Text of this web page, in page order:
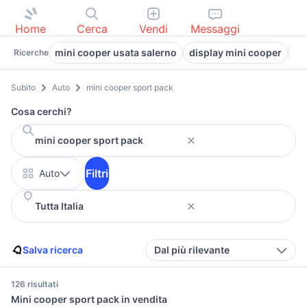
Home Cerca Vendi Messaggi
Ricerche mini cooper usata salerno display mini cooper
Subito Auto mini cooper sport pack
Cosa cerchi?
Auto Filtri
Salva ricerca Dal più rilevante
126 risultati
Mini cooper sport pack in vendita